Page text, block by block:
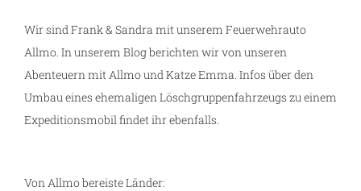
Wir sind Frank & Sandra mit unserem Feuerwehrauto
Allmo. In unserem Blog berichten wir von unseren
Abenteuern mit Allmo und Katze Emma. Infos über den
Umbau eines ehemaligen Löschgruppenfahrzeugs zu einem
Expeditionsmobil findet ihr ebenfalls.
Von Allmo bereiste Länder: